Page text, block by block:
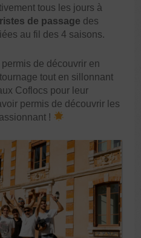
tous les jours à
de passage des
au fil des 4 saisons.
de découvrir en
tout en sillonnant
Coflocs pour leur
permis de découvrir les
!